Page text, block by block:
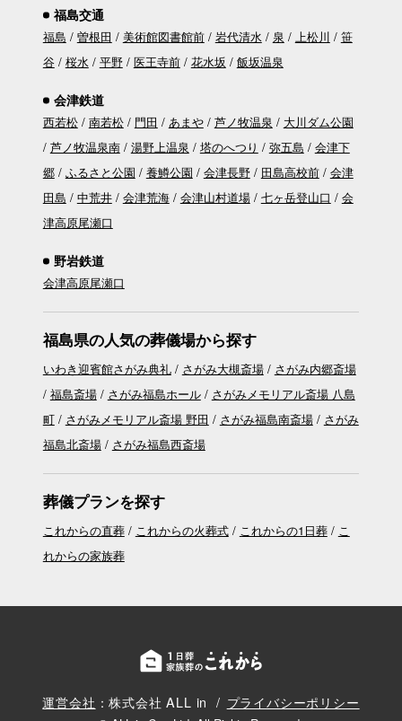
福島交通
福島 曽根田 美術館図書館前 岩代清水 泉 上松川
笹
谷
桜水 平野 医王寺前 花水坂 飯坂温泉
会津鉄道
西若松 南若松 門田 あまや 芦ノ牧温泉
大川ダム公園
芦ノ牧温泉南
湯野上温泉 塔のへつり 弥五島
会津下
郷
ふるさと公園 養鱒公園 会津長野 田島高校前
会津
田島
中荒井 会津荒海 会津山村道場 七ヶ岳登山口
会
津高原尾瀬口
野岩鉄道
会津高原尾瀬口
福島県の人気の葬儀場から探す
いわき迎賓館さがみ典礼 さがみ大槻斎場
さがみ内郷斎場
福島斎場
さがみ福島ホール
さがみメモリアル斎場 八島
町
さがみメモリアル斎場 野田 さがみ福島南斎場
さがみ
福島北斎場
さがみ福島西斎場
葬儀プランを探す
これからの直葬 これからの火葬式 これからの1日葬
こ
れからの家族葬
運営会社 ：株式会社 ALL in プライバシーポリシー